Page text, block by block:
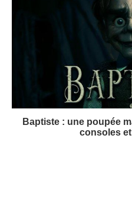
Baptiste : une poupée
consoles